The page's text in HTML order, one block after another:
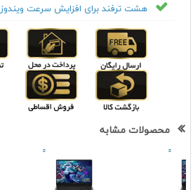
هشت ترفند برای افزایش سرعت ویندوز ۱۰
محصولات مشابه